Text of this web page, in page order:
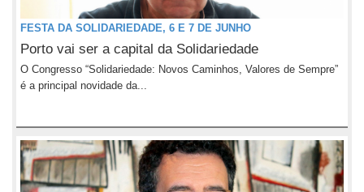
FESTA DA SOLIDARIEDADE, 6 E 7 DE JUNHO
Porto vai ser a capital da Solidariedade
O Congresso “Solidariedade: Novos Caminhos, Valores de Sempre”
é a principal novidade da...